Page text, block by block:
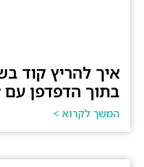
בתוך הדפדפן עם Web Assembly.
המשך לקרוא >